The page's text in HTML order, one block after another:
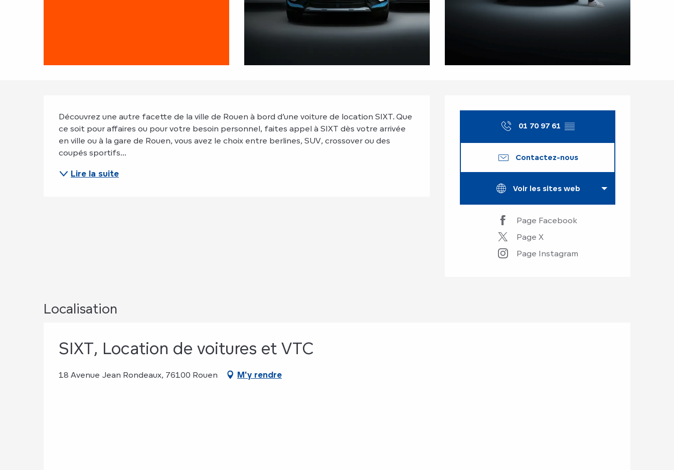
Ouverture et
01 70 97 61 ▒▒
Contactez-nous
Voir les sites web
Page Facebook
Page X
Page Instagram
Description
Découvrez une autre facette de la ville de Rouen à bord d’une voiture de location SIXT. Que
ce soit pour affaires ou pour votre besoin personnel, faites appel à SIXT dès votre arrivée
en ville ou à la gare de Rouen, vous avez le choix entre berlines, SUV, crossover ou des
coupés sportifs...
Lire la suite
Localisation
SIXT, Location de voitures et VTC
18 Avenue Jean Rondeaux, 76100 Rouen M'y rendre